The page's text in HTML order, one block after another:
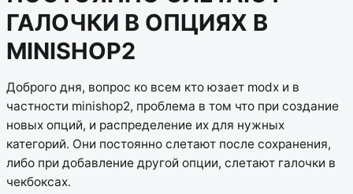
ГАЛОЧКИ В ОПЦИЯХ В
MINISHOP2
Доброго дня, вопрос ко всем кто юзает modx и в
частности minishop2, проблема в том что при создание
новых опций, и распределение их для нужных
категорий. Они постоянно слетают после сохранения,
либо при добавление другой опции, слетают галочки в
чекбоксах.